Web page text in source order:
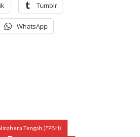
Tumblr
WhatsApp
Tengah (FPBH)